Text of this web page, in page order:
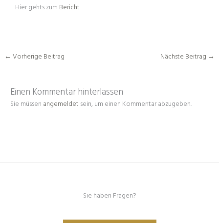
Hier gehts zum Bericht
← Vorherige Beitrag Nächste Beitrag →
Einen Kommentar hinterlassen
Sie müssen angemeldet sein, um einen Kommentar abzugeben.
Sie haben Fragen?